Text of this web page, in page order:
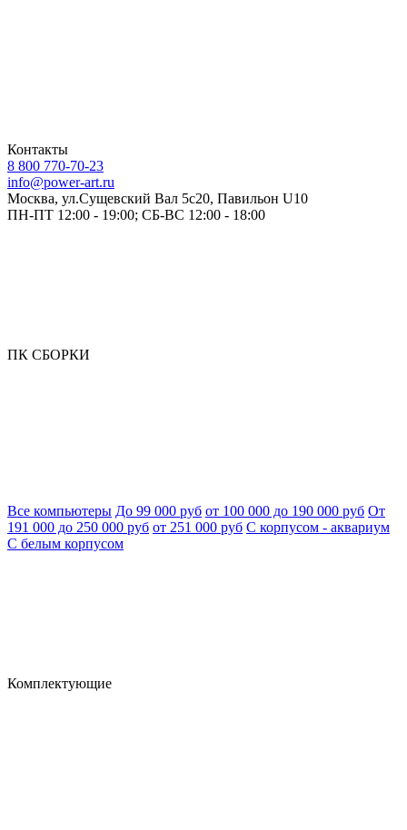
Контакты
8 800 770-70-23
info@power-art.ru
Москва, ул.Сущевский Вал 5с20, Павильон U10
ПН-ПТ 12:00 - 19:00; СБ-ВС 12:00 - 18:00
ПК СБОРКИ
Все компьютеры До 99 000 руб от 100 000 до 190 000 руб От
191 000 до 250 000 руб от 251 000 руб С корпусом - аквариум
С белым корпусом
Комплектующие